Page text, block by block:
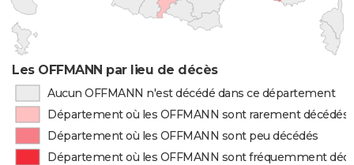
Les OFFMANN par lieu de décès
Aucun OFFMANN n'est décédé dans ce département
Département où les OFFMANN sont rarement décédés
Département où les OFFMANN sont peu décédés
Département où les OFFMANN sont fréquemment